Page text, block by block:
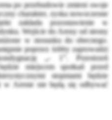
po przebudowie zmieni swoje
charakter, zyska nowoczesne
zakłada pozostawienie w
Wejście do Areny od strony
w stosunku do obecnego.
poprzez lobby zaprowadzi
„- 1”. Przestrzeń
miejscem spotkań przed
stopniami będzie
Arenie nie będą się odbywać